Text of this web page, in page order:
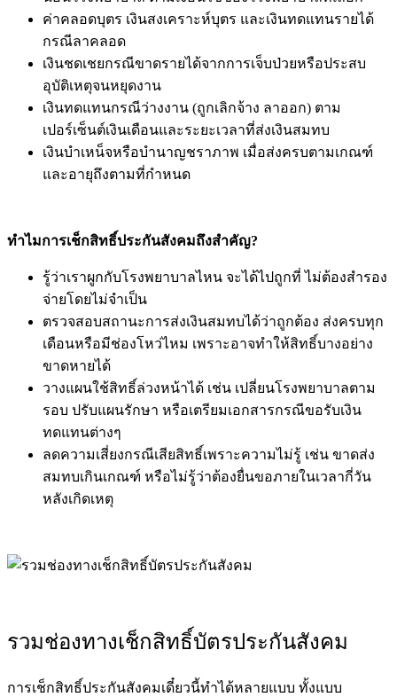
ค่าคลอดบุตร เงินสงเคราะห์บุตร และเงินทดแทนรายได้
กรณีลาคลอด
เงินชดเชยกรณีขาดรายได้จากการเจ็บป่วยหรือประสบ
อุบัติเหตุจนหยุดงาน
เงินทดแทนกรณีว่างงาน (ถูกเลิกจ้าง ลาออก) ตาม
เปอร์เซ็นต์เงินเดือนและระยะเวลาที่ส่งเงินสมทบ
เงินบำเหน็จหรือบำนาญชราภาพ เมื่อส่งครบตามเกณฑ์
และอายุถึงตามที่กำหนด
ทำไมการเช็กสิทธิ์ประกันสังคมถึงสำคัญ?
รู้ว่าเราผูกกับโรงพยาบาลไหน จะได้ไปถูกที่ ไม่ต้องสำรอง
จ่ายโดยไม่จำเป็น
ตรวจสอบสถานะการส่งเงินสมทบได้ว่าถูกต้อง ส่งครบทุก
เดือนหรือมีช่องโหว่ไหม เพราะอาจทำให้สิทธิ์บางอย่าง
ขาดหายได้
วางแผนใช้สิทธิ์ล่วงหน้าได้ เช่น เปลี่ยนโรงพยาบาลตาม
รอบ ปรับแผนรักษา หรือเตรียมเอกสารกรณีขอรับเงิน
ทดแทนต่างๆ
ลดความเสี่ยงกรณีเสียสิทธิ์เพราะความไม่รู้ เช่น ขาดส่ง
สมทบเกินเกณฑ์ หรือไม่รู้ว่าต้องยื่นขอภายในเวลากี่วัน
หลังเกิดเหตุ
รวมช่องทางเช็กสิทธิ์บัตรประกันสังคม
การเช็กสิทธิ์ประกันสังคมเดี๋ยวนี้ทำได้หลายแบบ ทั้งแบบ